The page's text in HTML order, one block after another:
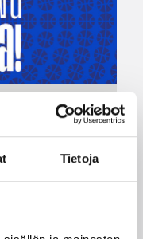
Tietoja
alkaa